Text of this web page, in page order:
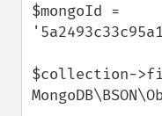
$mongoId =
$collection-